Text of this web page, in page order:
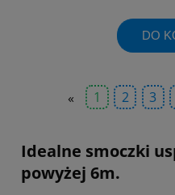
DO
« 1 2 3
Idealne smoczki
powyżej 6m.